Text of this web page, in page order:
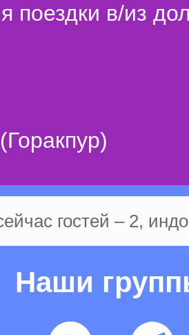
поездки в/из
гостей – 2,
Наши